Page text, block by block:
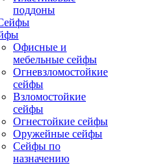
поддоны
Офисные и
мебельные сейфы
Огневзломостойкие
сейфы
Взломостойкие
сейфы
Огнестойкие сейфы
Оружейные сейфы
Сейфы по
назначению